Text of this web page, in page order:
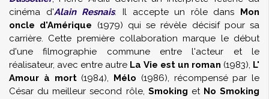
cinéma d'Alain Resnais. Il accepte un rôle dans Mon
oncle d'Amérique (1979) qui se révèle décisif pour sa
carrière. Cette première collaboration marque le début
d'une filmographie commune entre l'acteur et le
réalisateur, avec entre autre La Vie est un roman (1983), L'
Amour à mort(1984), Mélo (1986), récompensé par le
César du meilleur second rôle, Smoking et No Smoking